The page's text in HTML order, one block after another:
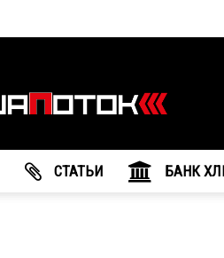
агентство
"МедиаПоток"
CТАТЬИ БАНК